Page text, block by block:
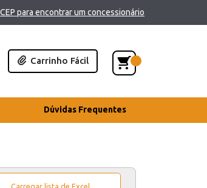
para encontrar um concessionário
Carrinho Fácil
Dúvidas Frequentes